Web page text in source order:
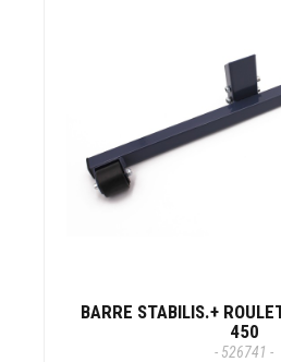
BARRE STABILIS.+
450
- 526741 -